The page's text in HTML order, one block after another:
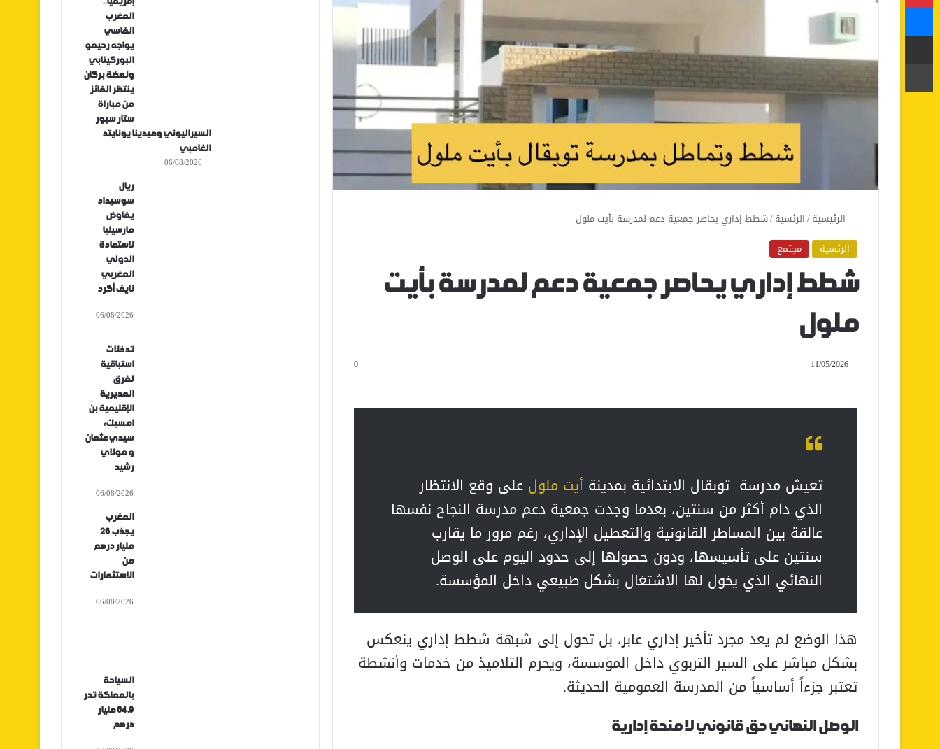
الرئيسية/الرئسية/شطط إداري يحاصر جمعية دعم لمدرسة بأيت ملول
الرئسية
مجتمع
شطط إداري يحاصر جمعية دعم لمدرسة بأيت
ملول
11/05/2026
0
تعيش مدرسة توبقال الابتدائية بمدينة أيت ملول على وقع الانتظار
الذي دام أكثر من سنتين، بعدما وجدت جمعية دعم مدرسة النجاح نفسها
عالقة بين المساطر القانونية والتعطيل الإداري، رغم مرور ما يقارب
سنتين على تأسيسها، ودون حصولها إلى حدود اليوم على الوصل
النهائي الذي يخول لها الاشتغال بشكل طبيعي داخل المؤسسة.
هذا الوضع لم يعد مجرد تأخير إداري عابر، بل تحول إلى شبهة شطط إداري ينعكس
بشكل مباشر على السير التربوي داخل المؤسسة، ويحرم التلاميذ من خدمات وأنشطة
تعتبر جزءاً أساسياً من المدرسة العمومية الحديثة.
الوصل النهائي حق قانوني لا منحة إدارية
المغرب
الفاسي
يواجه رحيمو
البوركينابي
ونهضة بركان
ينتظر الفائز
من مباراة
ستار سبور
السيراليوني وميدينا يونايتد
الغامبي
06/08/2026
ريال
سوسيداد
يفاوض
مارسيليا
لاستعادة
الدولي
المغربي
نايف أكرد
06/08/2026
تدخلات
استباقية
لفرق
المديرية
الإقليمية بن
امسيك،
سيدي عثمان
و مولاي
رشيد
06/08/2026
المغرب
يجذب 26
مليار درهم
من
الاستثمارات
06/08/2026
السياحة
بالمملكة تدر
64.9 مليار
درهم